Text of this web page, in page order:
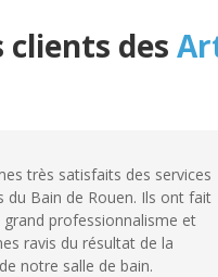
clients des
très satisfaits des services
du Bain de Rouen. Ils ont fait
grand professionnalisme et
ravis du résultat de la
notre salle de bain.